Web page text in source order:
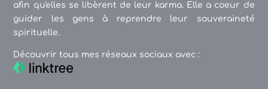
afin qu'elles se libèrent de leur karma. Elle a coeur de
guider les gens à reprendre leur souveraineté
spirituelle.
Découvrir tous mes réseaux sociaux avec :